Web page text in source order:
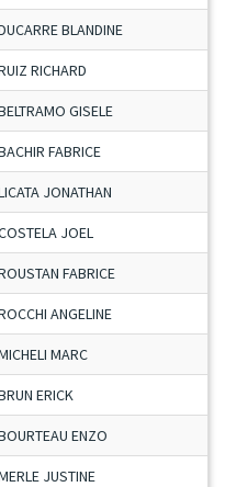
BLANDINE
RICHARD
GISELE
FABRICE
JONATHAN
JOEL
FABRICE
ANGELINE
MARC
ERICK
ENZO
JUSTINE